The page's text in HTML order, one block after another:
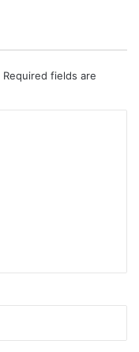
Required fields are